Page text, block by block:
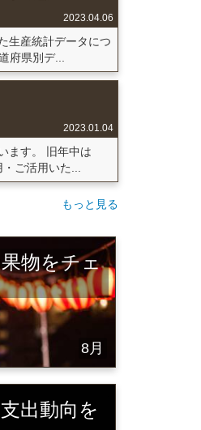
2023.04.06
生産統計データにつ
府県別デ...
2023.01.04
ます。 旧年中は
ご活用いた...
もっと見る
物をチェ
8月
出動向を